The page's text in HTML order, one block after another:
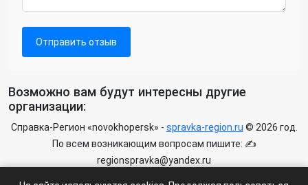
Отправить отзыв
Возможно вам будут интересны другие
организации:
Справка-Регион «novokhopersk» - spravka-region.ru © 2026 год.
По всем возникающим вопросам пишите: ✍
regionspravka@yandex.ru